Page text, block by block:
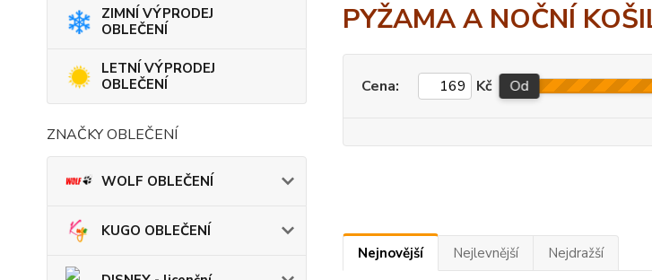
ZIMNÍ VÝPRODEJ
OBLEČENÍ
LETNÍ VÝPRODEJ
OBLEČENÍ
ZNAČKY OBLEČENÍ
WOLF OBLEČENÍ
KUGO OBLEČENÍ
PYŽAMA A NOČNÍ
Cena: Kč Od
Nejnovější Nejlevnější Nejdražší